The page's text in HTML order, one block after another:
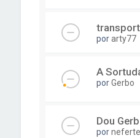
porarty77
A
porGerbo
Dou
por